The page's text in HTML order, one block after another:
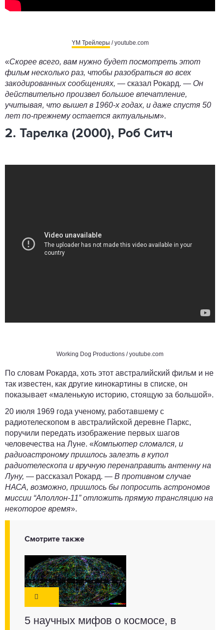
YM Трейлеры / youtube.com
«Скорее всего, вам нужно будет посмотреть этот
фильм несколько раз, чтобы разобраться во всех
закодированных сообщениях, — сказал Рокард. — Он
действительно произвел большое впечатление,
учитывая, что вышел в 1960-х годах, и даже спустя 50
лет по-прежнему остается актуальным».
2. Тарелка (2000), Роб Ситч
Working Dog Productions / youtube.com
По словам Рокарда, хоть этот австралийский фильм и не
так известен, как другие кинокартины в списке, он
показывает «маленькую историю, стоящую за большой».
20 июля 1969 года ученому, работавшему с
радиотелескопом в австралийской деревне Паркс,
поручили передать изображение первых шагов
человечества на Луне. «Компьютер сломался, и
радиоастроному пришлось залезть в купол
радиотелескопа и вручную перенаправить антенну на
Луну, — рассказал Рокард. — В противном случае
НАСА, возможно, пришлось бы попросить астрономов
миссии “Аполлон-11” отложить прямую трансляцию на
некоторое время».
Смотрите также
5 научных мифов о космосе, в